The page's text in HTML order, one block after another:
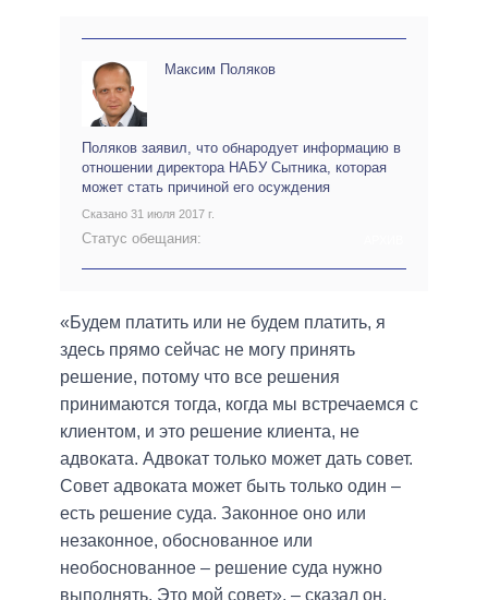
Максим Поляков
Поляков заявил, что обнародует информацию в
отношении директора НАБУ Сытника, которая
может стать причиной его осуждения
Сказано 31 июля 2017 г.
Статус обещания:
«Будем платить или не будем платить, я
здесь прямо сейчас не могу принять
решение, потому что все решения
принимаются тогда, когда мы встречаемся с
клиентом, и это решение клиента, не
адвоката. Адвокат только может дать совет.
Совет адвоката может быть только один –
есть решение суда. Законное оно или
незаконное, обоснованное или
необоснованное – решение суда нужно
выполнять. Это мой совет», – сказал он.